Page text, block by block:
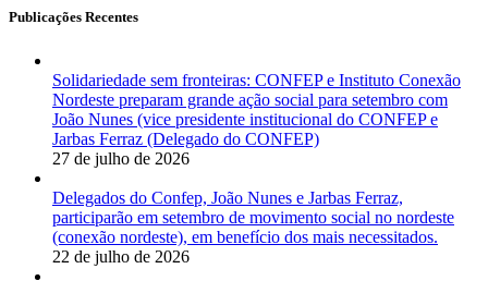
Publicações Recentes
Solidariedade sem fronteiras: CONFEP e Instituto Conexão
Nordeste preparam grande ação social para setembro com
João Nunes (vice presidente institucional do CONFEP e
Jarbas Ferraz (Delegado do CONFEP)
27 de julho de 2026
Delegados do Confep, João Nunes e Jarbas Ferraz,
participarão em setembro de movimento social no nordeste
(conexão nordeste), em benefício dos mais necessitados.
22 de julho de 2026